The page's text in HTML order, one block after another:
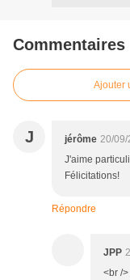
Commentaires
Ajouter
J jérôme 20/09/
J'aime
Félicitations!
Répondre
JPP
<br /